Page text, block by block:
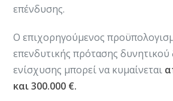
επένδυσης.
Ο επιχορηγούμενος
επενδυτικής πρότασης δυνητικού
ενίσχυσης μπορεί να κυμαίνεται
και 300.000 €.